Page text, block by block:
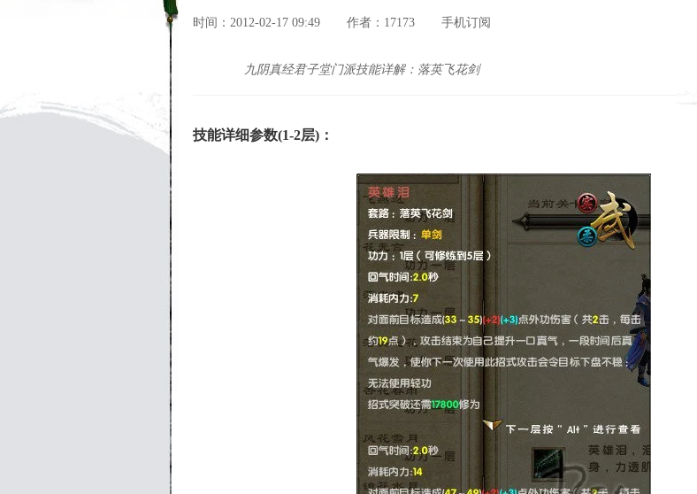
时间：2012-02-17 09:49 作者： 17173 手机订阅
九阴真经君子堂门派技能详解：落英飞花剑
技能详细参数(1-2层)：